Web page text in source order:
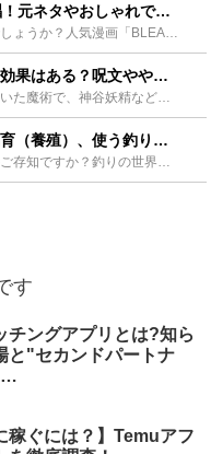
「黒棺」はBLEACHの詠唱！元ネタやおしゃれでかっこいい他の鬼道や名言も - Leisurego(レジャーゴー)
「黒棺」という言葉をご存知でしょうか？人気漫画「BLEACH」で藍染惣右介が使用する鬼道で、その強さはもちろん言葉の響のかっこよさから人気となりました。この記事では、黒棺は一体なんなのか、そして「黒...
白魔術とは？恋愛や金運に効果はある？呪文ややり方など詳しく紹介 - Leisurego(レジャーゴー)
白魔術とは遠い昔から行われていた魔術で、神谷妖精などの力を借りて行うものです。恋愛や復縁、金運にも効果のあるものとして知られており、それぞれ様々な呪文ややり方が存在します。今回は具体的な方法や黒魔術...
シラサエビとは？生態や飼育（養殖）、使う釣りについても徹底解説！ - Leisurego(レジャーゴー)
シラサエビとは、どんなエビかご存知ですか？釣りの世界では、釣れる餌として有名なエビです。このシラサエビについて生態や特徴、釣りでの活用や注意点、さらに、捕まえ方や飼育方法、気になる養殖についても紹介...
す
チングアプリとは?知ら
と"セカンドパートナ
…
稼ぐには？】Temuアフ